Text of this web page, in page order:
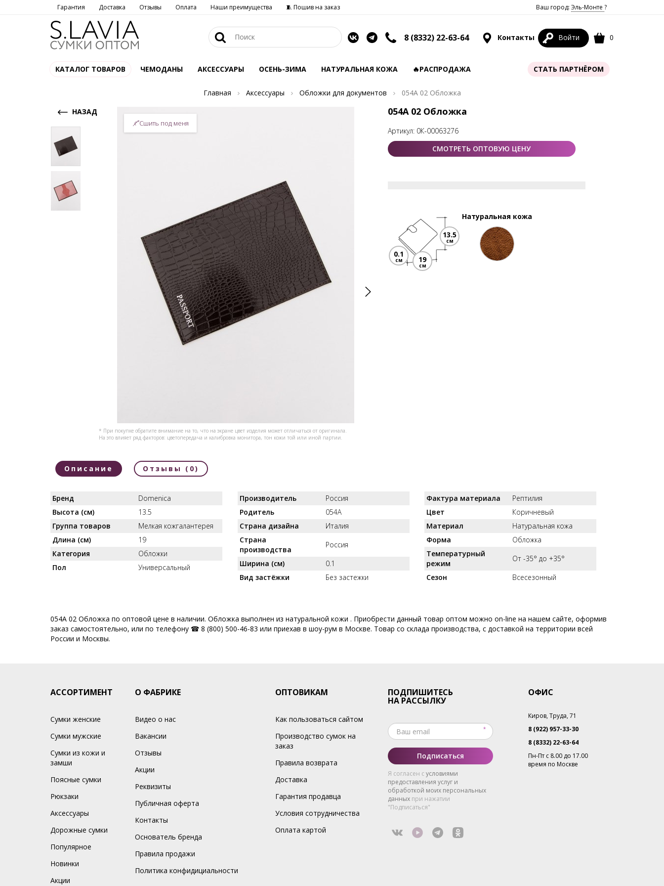
Гарантия Доставка Отзывы Оплата Наши преимущества 🧵 Пошив на заказ Ваш город: Эль-Монте ?
8 (8332) 22-63-64 Контакты Войти 0
КАТАЛОГ ТОВАРОВ ЧЕМОДАНЫ АКСЕССУАРЫ ОСЕНЬ-ЗИМА НАТУРАЛЬНАЯ КОЖА 🔥РАСПРОДАЖА СТАТЬ ПАРТНЁРОМ
Главная Аксессуары Обложки для документов
054А 02 Обложка
НАЗАД
* При покупке обратите внимание на то, что на экране цвет изделия может отличаться от оригинала.
На это влияет ряд факторов: цветопередача и калибровка монитора, тон кожи той или иной партии.
Сшить под меня
054А 02 Обложка
Артикул: 0К-00063276
СМОТРЕТЬ ОПТОВУЮ ЦЕНУ
0.1
см
13.5
см
19
см
Натуральная кожа
Описание Отзывы (0)
Бренд
Domenica
Высота (см)
13.5
Группа товаров
Мелкая кожгалантерея
Длина (см)
19
Категория
Обложки
Пол
Универсальный
Производитель
Россия
Родитель
054А
Страна дизайна
Италия
Страна
производства
Россия
Ширина (см)
0.1
Вид застёжки
Без застежки
Фактура материала
Рептилия
Цвет
Коричневый
Материал
Натуральная кожа
Форма
Обложка
Температурный
режим
От -35° до +35°
Сезон
Всесезонный
054А 02 Обложка по оптовой цене в наличии. Обложка выполнен из натуральной кожи . Приобрести данный товар оптом можно on-line на нашем сайте, оформив
заказ самостоятельно, или по телефону ☎ 8 (800) 500-46-83 или приехав в шоу-рум в Москве. Товар со склада производства, с доставкой на территории всей
России и Москвы.
АССОРТИМЕНТ
Сумки женские
Сумки мужские
Сумки из кожи и
замши
Поясные сумки
Рюкзаки
Аксессуары
Дорожные сумки
Популярное
Новинки
Акции
О ФАБРИКЕ
Видео о нас
Вакансии
Отзывы
Акции
Реквизиты
Публичная оферта
Контакты
Основатель бренда
Правила продажи
Политика конфидициальности
ОПТОВИКАМ
Как пользоваться сайтом
Производство сумок на
заказ
Правила возврата
Доставка
Гарантия продавца
Условия сотрудничества
Оплата картой
ПОДПИШИТЕСЬ
НА РАССЫЛКУ
Подписаться
Я согласен с условиями
предоставления услуг и
обработкой моих персональных
данныхпри нажатии
"Подписаться"
ОФИС
Киров, Труда, 71
8 (922) 957-33-30
8 (8332) 22-63-64
Пн-Пт с 8.00 до 17.00
время по Москве